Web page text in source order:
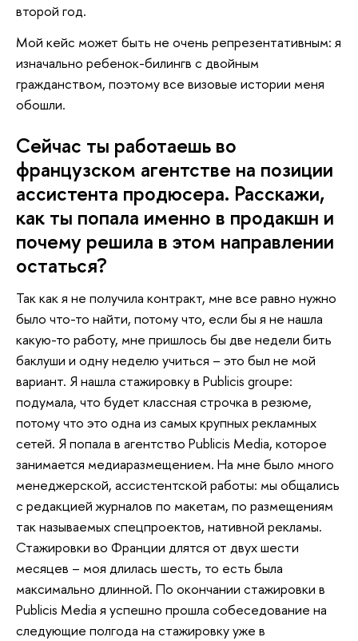
второй год.
Мой кейс может быть не очень репрезентативным: я
изначально ребенок-билингв с двойным
гражданством, поэтому все визовые истории меня
обошли.
Сейчас ты работаешь во
французском агентстве на позиции
ассистента продюсера. Расскажи,
как ты попала именно в продакшн и
почему решила в этом направлении
остаться?
Так как я не получила контракт, мне все равно нужно
было что-то найти, потому что, если бы я не нашла
какую-то работу, мне пришлось бы две недели бить
баклуши и одну неделю учиться – это был не мой
вариант. Я нашла стажировку в Publicis groupe:
подумала, что будет классная строчка в резюме,
потому что это одна из самых крупных рекламных
сетей. Я попала в агентство Publicis Media, которое
занимается медиаразмещением. На мне было много
менеджерской, ассистентской работы: мы общались
с редакцией журналов по макетам, по размещениям
так называемых спецпроектов, нативной рекламы.
Стажировки во Франции длятся от двух шести
месяцев – моя длилась шесть, то есть была
максимально длинной. По окончании стажировки в
Publicis Media я успешно прошла собеседование на
следующие полгода на стажировку уже в